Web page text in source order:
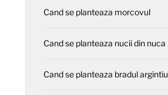
Cand se planteaza morcovul
Cand se planteaza nucii din nuca
Cand se planteaza bradul argintiu